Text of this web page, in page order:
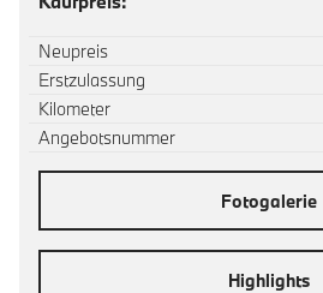
Neupreis
Erstzulassung
Kilometer
Angebotsnummer
Fotogalerie
Highlights